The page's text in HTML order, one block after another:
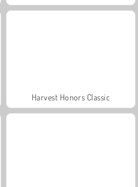
Harvest Honors Classic